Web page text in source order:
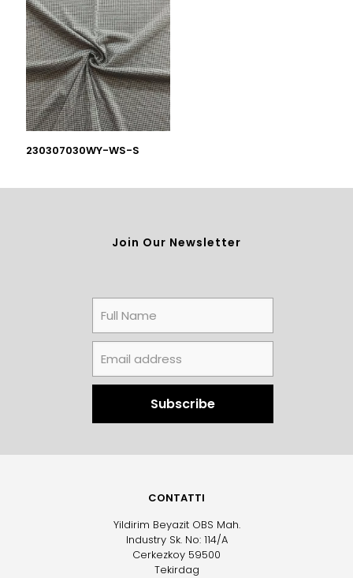
230307030WY-WS-S
Join Our Newsletter
CONTATTI
Yildirim Beyazit OBS Mah.
Industry Sk. No: 114/A
Cerkezkoy 59500
Tekirdag